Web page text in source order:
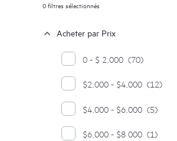
0filtres sélectionnés
Acheter par Prix
0 - $ 2,000 (70)
$2,000 - $4,000 (12)
$4,000 - $6,000 (5)
$6,000 - $8 000 (1)